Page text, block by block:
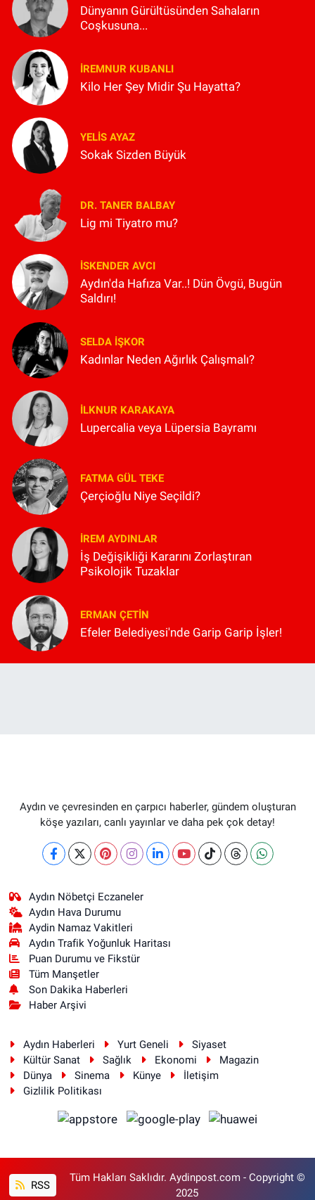
Dünyanın Gürültüsünden Sahaların
Coşkusuna...
İREMNUR KUBANLI
Kilo Her Şey Midir Şu Hayatta?
YELIS AYAZ
Sokak Sizden Büyük
DR. TANER BALBAY
Lig mi Tiyatro mu?
İSKENDER AVCI
Aydın'da Hafıza Var..! Dün Övgü, Bugün
Saldırı!
SELDA İŞKOR
Kadınlar Neden Ağırlık Çalışmalı?
İLKNUR KARAKAYA
Lupercalia veya Lüpersia Bayramı
FATMA GÜL TEKE
Çerçioğlu Niye Seçildi?
İREM AYDINLAR
İş Değişikliği Kararını Zorlaştıran
Psikolojik Tuzaklar
ERMAN ÇETIN
Efeler Belediyesi'nde Garip Garip İşler!
Aydın ve çevresinden en çarpıcı haberler, gündem oluşturan
köşe yazıları, canlı yayınlar ve daha pek çok detay!
Aydın Nöbetçi Eczaneler
Aydın Hava Durumu
Aydin Namaz Vakitleri
Aydın Trafik Yoğunluk Haritası
Puan Durumu ve Fikstür
Tüm Manşetler
Son Dakika Haberleri
Haber Arşivi
Aydın Haberleri Yurt Geneli
Siyaset
Kültür Sanat
Sağlık Ekonomi
Magazin
Dünya
Sinema Künye
İletişim
Gizlilik Politikası
RSS
Tüm Hakları Saklıdır. Aydinpost.com - Copyright ©
2025